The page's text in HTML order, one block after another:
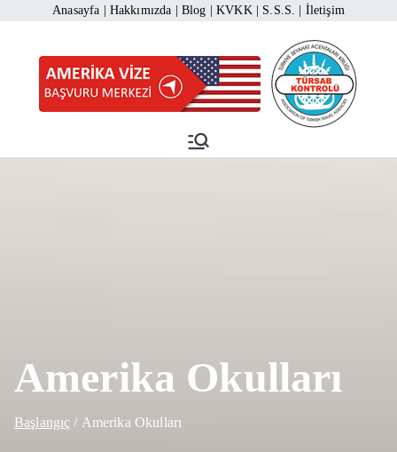
Anasayfa Hakkımızda Blog |KVKK| S.S.S. İletişim
Amerika Vizesi Başvurusu 444 1
883
Amerika Okulları
Başlangıç Amerika Okulları